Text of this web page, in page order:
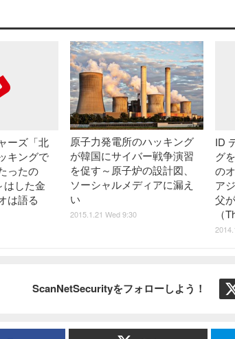
ーズ「北
キングで
ったの
はした金
は語る
原子力発電所のハッキング
が韓国にサイバー戦争演習
を促す～原子炉の設計図、
ソーシャルメディアに漏え
い
2015.1.21 Wed 9:30
ID
グ
の
ア
父
（
ScanNetSecurityをフォローしよう！